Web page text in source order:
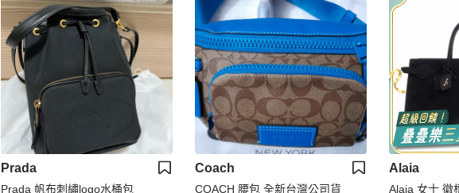
Prada
Prada 帆布刺繡logo水桶包
Coach
COACH 腰包 全新台灣公司貨
Alaia
Alaia 女士 徽